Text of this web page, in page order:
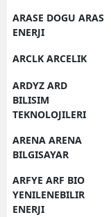
ARASE DOGU ARAS
ENERJI
ARCLK ARCELIK
ARDYZ ARD
BILISIM
TEKNOLOJILERI
ARENA ARENA
BILGISAYAR
ARFYE ARF BIO
YENILENEBILIR
ENERJI